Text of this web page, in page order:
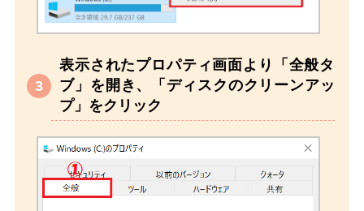
表示されたプロパティ画面より「全般タ
ブ」を開き、「ディスクのクリーンアッ
プ」をクリック